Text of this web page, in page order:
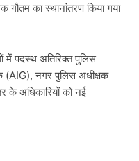
का स्थानांतरण किया गया
में पदस्थ अतिरिक्त पुलिस
(AIG), नगर पुलिस अधीक्षक
अधिकारियों को नई